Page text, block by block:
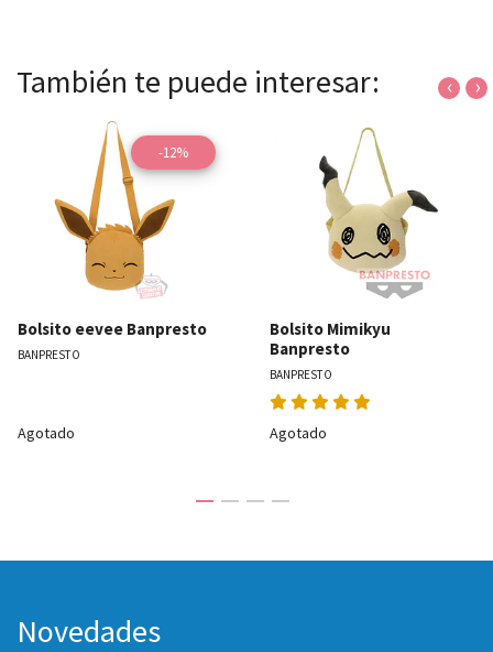
También te puede interesar:
-12%
Bolsito eevee Banpresto
BANPRESTO
Agotado
Bolsito Mimikyu
Banpresto
BANPRESTO
Agotado
‹ ›
Novedades